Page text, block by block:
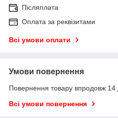
Післяплата
Оплата за реквізитами
Всі умови оплати
Умови повернення
Повернення товару впродовж 14
Всі умови повернення